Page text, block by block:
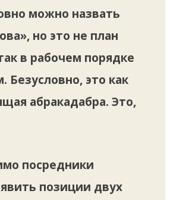
можно назвать
но это не план
в рабочем порядке
Безусловно, это как
абракадабра. Это,
посредники
позиции двух